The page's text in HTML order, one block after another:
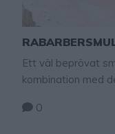
Ett väl beprövat
kombination med
0